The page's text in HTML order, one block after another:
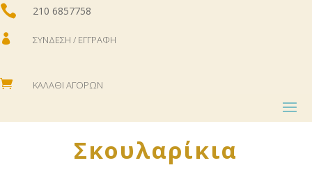
 210 6857758
 ΣΎΝΔΕΣΗ / ΕΓΓΡΑΦΉ
 ΚΑΛΆΘΙ ΑΓΟΡΏΝ
Σκουλαρίκια